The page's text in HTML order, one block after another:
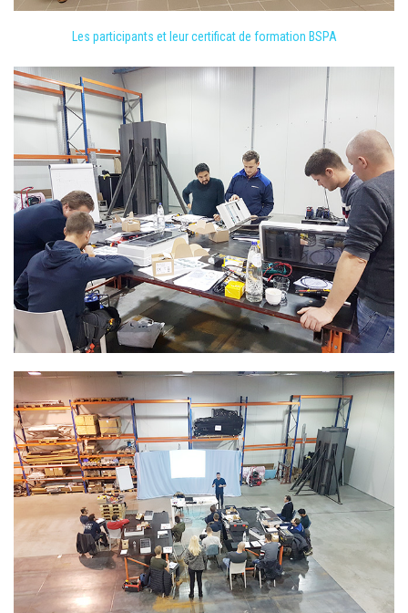
Les participants et leur certificat de formation BSPA